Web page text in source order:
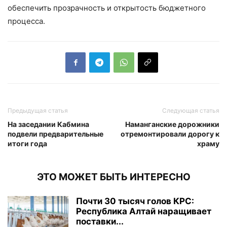
обеспечить прозрачность и открытость бюджетного
процесса.
Предыдущая статья
На заседании Кабмина
подвели предварительные
итоги года
Следующая статья
Наманганские дорожники
отремонтировали дорогу к
храму
ЭТО МОЖЕТ БЫТЬ ИНТЕРЕСНО
Почти 30 тысяч голов КРС:
Республика Алтай наращивает
поставки...